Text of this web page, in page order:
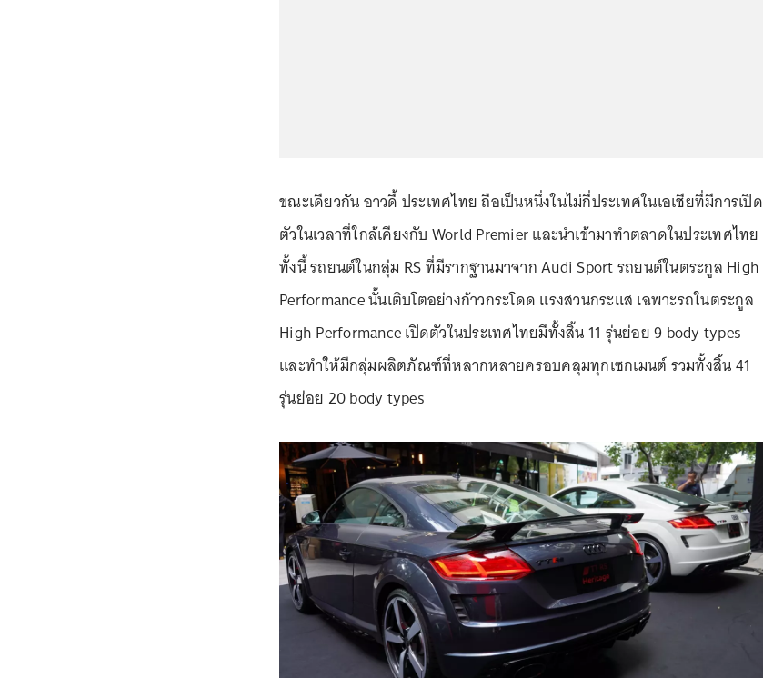
ขณะเดียวกัน อาวดี้ ประเทศไทย ถือเป็นหนึ่งในไม่กี่ประเทศในเอเชียที่มีการเปิด
ตัวในเวลาที่ใกล้เคียงกับ World Premier และนำเข้ามาทำตลาดในประเทศไทย
ทั้งนี้ รถยนต์ในกลุ่ม RS ที่มีรากฐานมาจาก Audi Sport รถยนต์ในตระกูล High
Performance นั้นเติบโตอย่างก้าวกระโดด แรงสวนกระแส เฉพาะรถในตระกูล
High Performance เปิดตัวในประเทศไทยมีทั้งสิ้น 11 รุ่นย่อย 9 body types
และทำให้มีกลุ่มผลิตภัณฑ์ที่หลากหลายครอบคลุมทุกเซกเมนต์ รวมทั้งสิ้น 41
รุ่นย่อย 20 body types